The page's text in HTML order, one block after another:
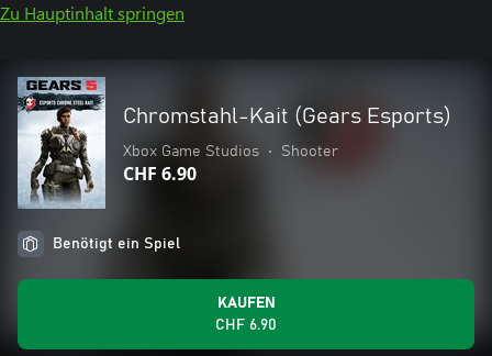
Zu Hauptinhalt springen
Chromstahl-Kait (Gears Esports)
Xbox Game Studios • Shooter
CHF 6.90
Benötigt ein Spiel
KAUFEN
CHF 6.90